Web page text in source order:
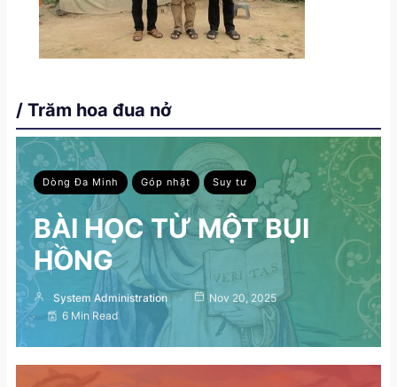
/ Trăm hoa đua nở
Dòng Đa Minh Góp nhặt Suy tư
BÀI HỌC TỪ MỘT BỤI
HỒNG
System Administration
Nov 20, 2025
6 Min Read